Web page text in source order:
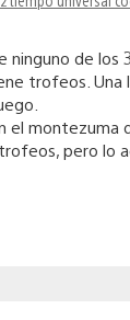
ninguno de los
trofeos. Una
el montezuma
pero lo